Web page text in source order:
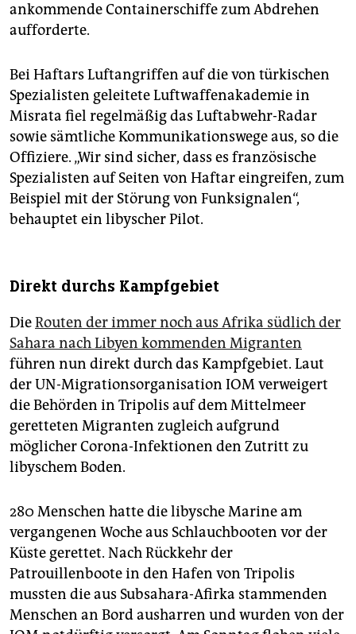
ankommende Containerschiffe zum Abdrehen
aufforderte.
Bei Haftars Luftangriffen auf die von türkischen
Spezialisten geleitete Luftwaffenakademie in
Misrata fiel regelmäßig das Luftabwehr-Radar
sowie sämtliche Kommunikationswege aus, so die
Offiziere. „Wir sind sicher, dass es französische
Spezialisten auf Seiten von Haftar eingreifen, zum
Beispiel mit der Störung von Funksignalen“,
behauptet ein libyscher Pilot.
Direkt durchs Kampfgebiet
DieRouten der immer noch aus Afrika südlich der
Sahara nach Libyen kommenden Migranten
führen nun direkt durch das Kampfgebiet. Laut
der UN-Migrationsorganisation IOM verweigert
die Behörden in Tripolis auf dem Mittelmeer
geretteten Migranten zugleich aufgrund
möglicher Corona-Infektionen den Zutritt zu
libyschem Boden.
280 Menschen hatte die libysche Marine am
vergangenen Woche aus Schlauchbooten vor der
Küste gerettet. Nach Rückkehr der
Patrouillenboote in den Hafen von Tripolis
mussten die aus Subsahara-Afirka stammenden
Menschen an Bord ausharren und wurden von der